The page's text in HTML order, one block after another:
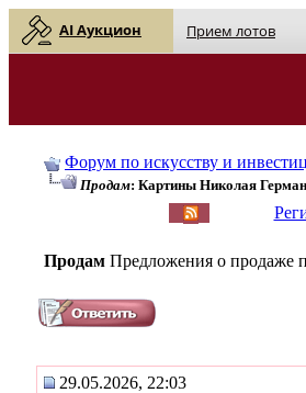
AI Аукцион Прием лотов
Форум по искусству и
Продам: Картины Николая
Продам Предложения о продаже
29.05.2026, 22:03